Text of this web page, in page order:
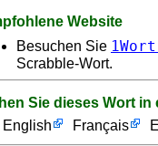
Website
Besuchen Sie
Scrabble-Wort.
Sie dieses Wort
English
Français